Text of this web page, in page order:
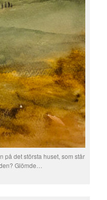
på det största huset, som står
Glömde…